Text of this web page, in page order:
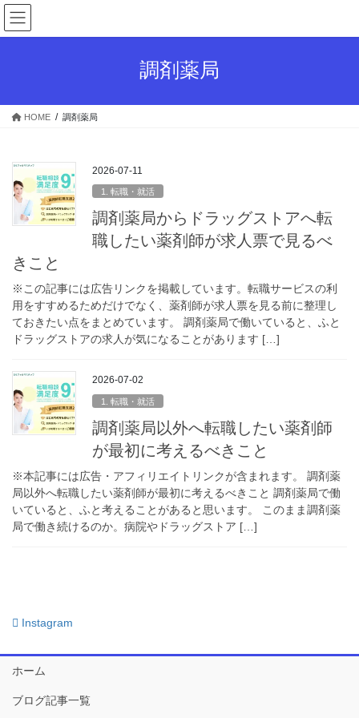
コ
ン
テ
ス
ナ
ビ
ゲ
ン
調剤薬局
HOME 調剤薬局
2026-07-11
1. 転職・就活
調剤薬局からドラッグストアへ転
職したい薬剤師が求人票で見るべ
きこと
※この記事には広告リンクを掲載しています。転職サービスの利
用をすすめるためだけでなく、薬剤師が求人票を見る前に整理し
ておきたい点をまとめています。 調剤薬局で働いていると、ふと
ドラッグストアの求人が気になることがあります […]
2026-07-02
1. 転職・就活
調剤薬局以外へ転職したい薬剤師
が最初に考えるべきこと
※本記事には広告・アフィリエイトリンクが含まれます。 調剤薬
局以外へ転職したい薬剤師が最初に考えるべきこと 調剤薬局で働
いていると、ふと考えることがあると思います。 このまま調剤薬
局で働き続けるのか。病院やドラッグストア […]
Instagram
ホーム
ブログ記事一覧